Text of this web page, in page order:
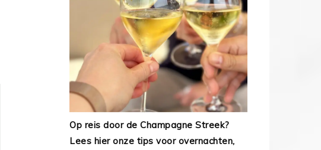
Op reis door de Champagne Streek?
Lees hier onze tips voor overnachten,